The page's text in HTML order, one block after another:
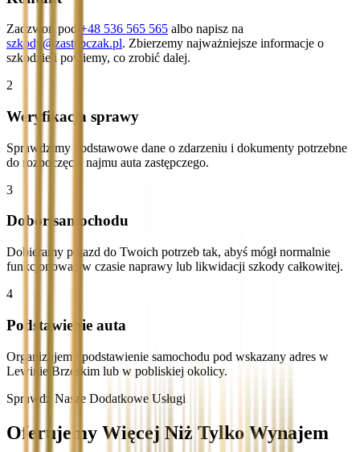
Zadzwoń pod +48 536 565 565 albo napisz na
szkody@zastepczak.pl. Zbierzemy najważniejsze informacje o
szkodzie i powiemy, co zrobić dalej.
2
Weryfikacja sprawy
Sprawdzimy podstawowe dane o zdarzeniu i dokumenty potrzebne
do rozpoczęcia najmu auta zastępczego.
3
Dobór samochodu
Dobieramy pojazd do Twoich potrzeb tak, abyś mógł normalnie
funkcjonować w czasie naprawy lub likwidacji szkody całkowitej.
4
Podstawienie auta
Organizujemy podstawienie samochodu pod wskazany adres w
Lewinie Brzeskim lub w pobliskiej okolicy.
Sprawdź Nasze Dodatkowe Usługi
Oferujemy Więcej Niż Tylko Wynajem